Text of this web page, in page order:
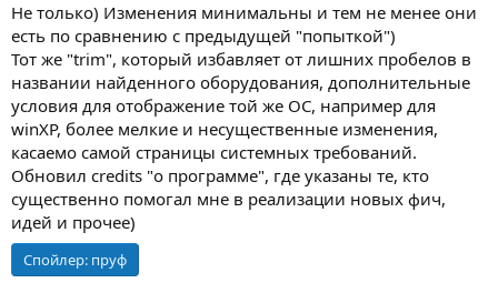
Не только) Изменения минимальны и тем не менее они
есть по сравнению с предыдущей "попыткой")
Тот же "trim", который избавляет от лишних пробелов в
названии найденного оборудования, дополнительные
условия для отображение той же ОС, например для
winXP, более мелкие и несущественные изменения,
касаемо самой страницы системных требований.
Обновил credits "о программе", где указаны те, кто
существенно помогал мне в реализации новых фич,
идей и прочее)
Спойлер: пруф